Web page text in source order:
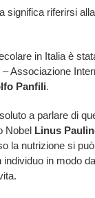
significa riferirsi alla
in Italia è
– Associazione
Panfili.
a parlare di
Nobel Linus
la nutrizione si
in modo